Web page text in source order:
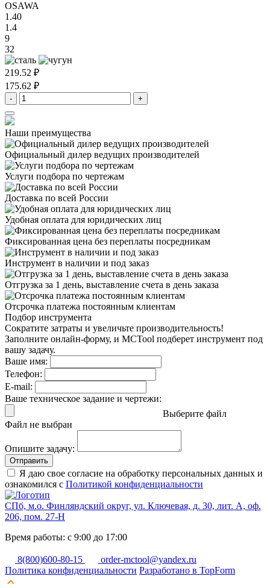
OSAWA
1.40
1.4
9
32
219.52 ₽
175.62 ₽
- +
Наши преимущества
Официальный дилер ведущих производителей
Услуги подбора по чертежам
Доставка по всей России
Удобная оплата для юридических лиц
Фиксированная цена без переплаты посредникам
Инструмент в наличии и под заказ
Отгрузка за 1 день, выставление счета в день заказа
Отсрочка платежа постоянным клиентам
Подбор инструмента
Сократите затраты и увеличьте производительность!
Заполните онлайн-форму, и MCTool подберет инструмент под
вашу задачу.
Ваше имя:
Телефон:
E-mail:
Ваше техническое задание и чертежи:
Выберите файл
Файл не выбран
Опишите задачу:
Отправить
Я даю свое согласие на обработку персональных данных и
ознакомился с Политикой конфиденциальности
СПб, м.о. Финляндский округ, ул. Ключевая, д. 30, лит. А, оф.
206, пом. 27-Н
Время работы: с 9:00 до 17:00
8(800)600-80-15
order-mctool@yandex.ru
Политика конфиденциальности Разработано в TopForm